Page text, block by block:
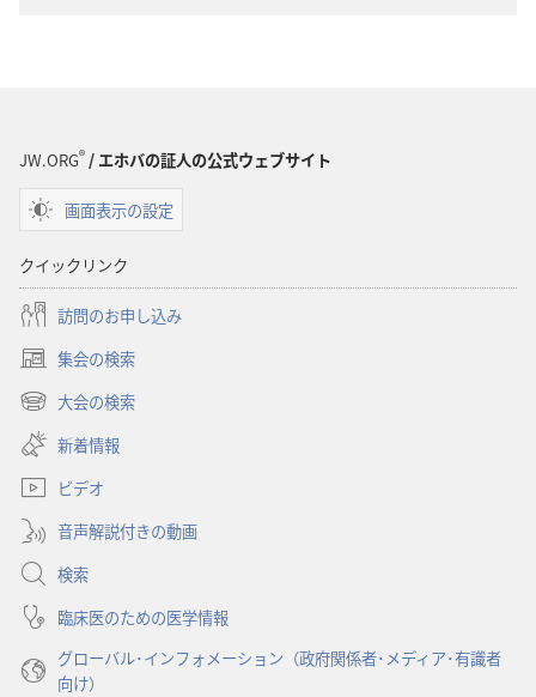
お
お
JW.ORG®/ エホバの証人の公式ウェブサイト
画面表示の設定
クイックリンク
訪問のお申し込み
集会の検索
（新
し
タ
で
開
く）
大会の検索
（新
し
い
タ
ブ
で
開
く）
新着情報
ビデオ
音声解説付きの動画
検索
臨床医のための医学情報
グローバル･インフォメーション（政府関係者･メディア･有識者
向け）